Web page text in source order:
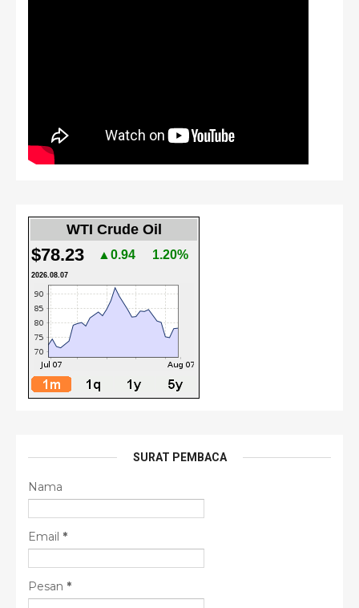
WTI Crude Oil
$78.23 ▲0.94 1.20%
2026.08.07
SURAT PEMBACA
Nama
Email *
Pesan *